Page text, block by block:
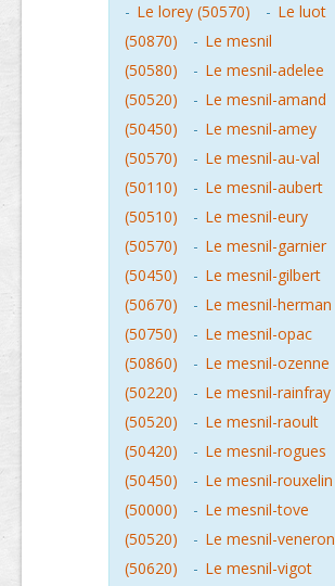
- Le lorey (50570) - Le luot
(50870)
- Le mesnil
(50580)
- Le mesnil-adelee
(50520)
- Le mesnil-amand
(50450)
- Le mesnil-amey
(50570)
- Le mesnil-au-val
(50110)
- Le mesnil-aubert
(50510)
- Le mesnil-eury
(50570)
- Le mesnil-garnier
(50450)
- Le mesnil-gilbert
(50670)
- Le mesnil-herman
(50750)
- Le mesnil-opac
(50860)
- Le mesnil-ozenne
(50220)
- Le mesnil-rainfray
(50520)
- Le mesnil-raoult
(50420)
- Le mesnil-rogues
(50450)
- Le mesnil-rouxelin
(50000)
- Le mesnil-tove
(50520)
- Le mesnil-veneron
(50620)
- Le mesnil-vigot